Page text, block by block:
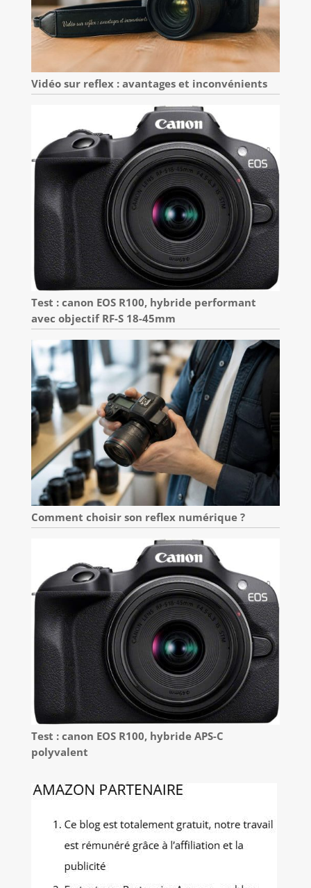
Vidéo sur reflex : avantages et inconvénients
Test : canon EOS R100, hybride performant
avec objectif RF-S 18-45mm
Comment choisir son reflex numérique ?
Test : canon EOS R100, hybride APS-C
polyvalent